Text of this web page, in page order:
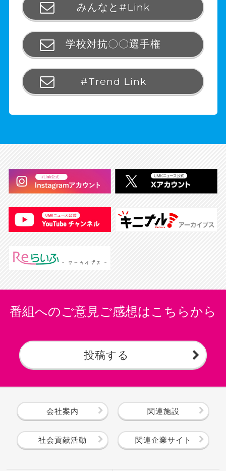
みんなと#Link
学校対抗〇〇選手権
#Trend Link
番組へのご意見ご感想はこちらから
投稿する
会社案内 関連施設
社会貢献活動 関連企業サイト